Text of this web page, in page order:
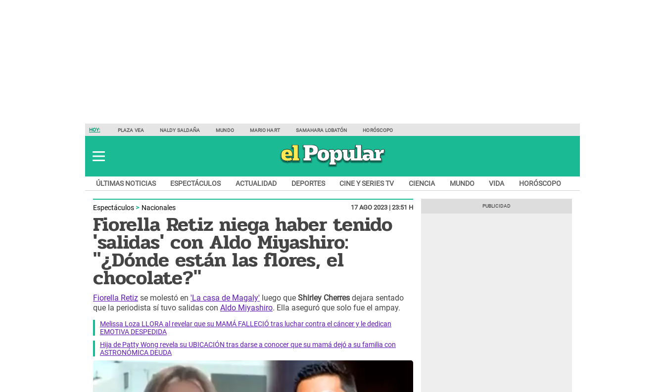
HOY: PLAZA VEA NALDY SALDAÑA MUNDO MARIO HART SAMAHARA LOBATÓN HORÓSCOPO
ÚLTIMAS NOTICIAS ESPECTÁCULOS ACTUALIDAD DEPORTES CINE Y SERIES TV CIENCIA MUNDO VIDA HORÓSCOPO
Espectáculos Nacionales 17 AGO 2023 | 23:51 H
Fiorella Retiz niega haber tenido
'salidas' con Aldo Miyashiro:
"¿Dónde están las flores, el
chocolate?"
Fiorella Retiz se molestó en 'La casa de Magaly' luego que Shirley Cherres dejara sentado
que la periodista sí tuvo salidas con Aldo Miyashiro. Ella aseguró que solo fue el ampay.
Melissa Loza LLORA al revelar que su MAMÁ FALLECIÓ tras luchar contra el cáncer y le dedican
EMOTIVA DESPEDIDA
Hija de Patty Wong revela su UBICACIÓN tras darse a conocer que su mamá dejó a su familia con
ASTRONÓMICA DEUDA